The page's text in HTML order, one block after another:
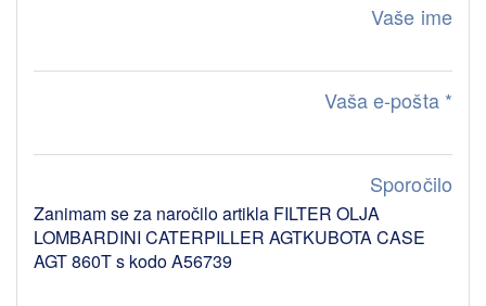
Vaše ime
Vaša e-pošta *
Sporočilo